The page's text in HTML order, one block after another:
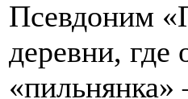
Псевдоним
деревни,
«пильнянка»